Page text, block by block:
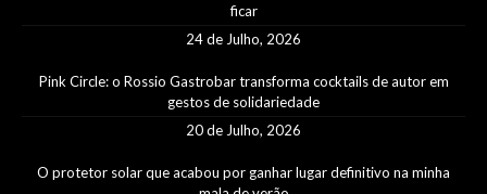
ficar
24 de Julho, 2026
Pink Circle: o Rossio Gastrobar transforma cocktails de autor em
gestos de solidariedade
20 de Julho, 2026
O protetor solar que acabou por ganhar lugar definitivo na minha